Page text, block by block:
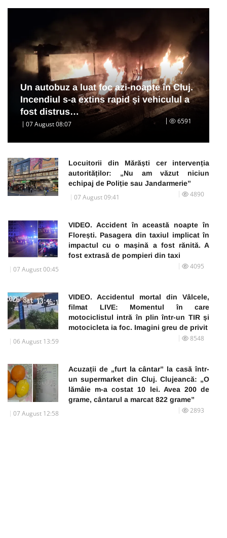
Un autobuz a luat foc azi-noapte în Cluj.
Incendiul s-a extins rapid și vehiculul a
fost distrus…
07 August 08:07 6591
Locuitorii din Mărăști cer intervenția
autorităților: „Nu am văzut niciun
echipaj de Poliție sau Jandarmerie”
07 August 09:41 4890
VIDEO. Accident în această noapte în
Florești. Pasagera din taxiul implicat în
impactul cu o mașină a fost rănită. A
fost extrasă de pompieri din taxi
07 August 00:45 4095
VIDEO. Accidentul mortal din Vâlcele,
filmat LIVE: Momentul în care
motociclistul intră în plin într-un TIR și
motocicleta ia foc. Imagini greu de privit
06 August 13:59 8548
Acuzații de „furt la cântar” la casă într-
un supermarket din Cluj. Clujeancă: „O
lămâie m-a costat 10 lei. Avea 200 de
grame, cântarul a marcat 822 grame”
07 August 12:58 2893